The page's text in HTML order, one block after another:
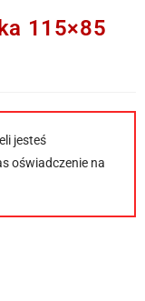
115×85
jesteś
oświadczenie na